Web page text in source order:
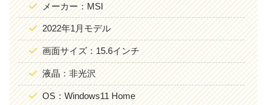
メーカー：MSI
2022年1月モデル
画面サイズ：15.6インチ
液晶：非光沢
OS：Windows11 Home